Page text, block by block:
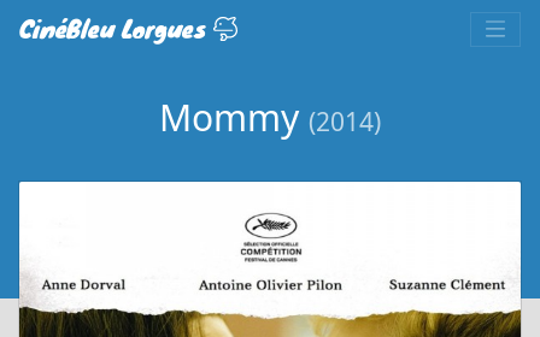
CinéBleu Lorgues
Mommy (2014)